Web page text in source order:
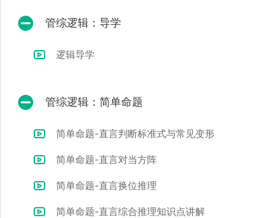
管综逻辑：导学
逻辑导学
管综逻辑：简单命题
简单命题-直言判断标准式与常见变形
简单命题-直言对当方阵
简单命题-直言换位推理
简单命题-直言综合推理知识点讲解